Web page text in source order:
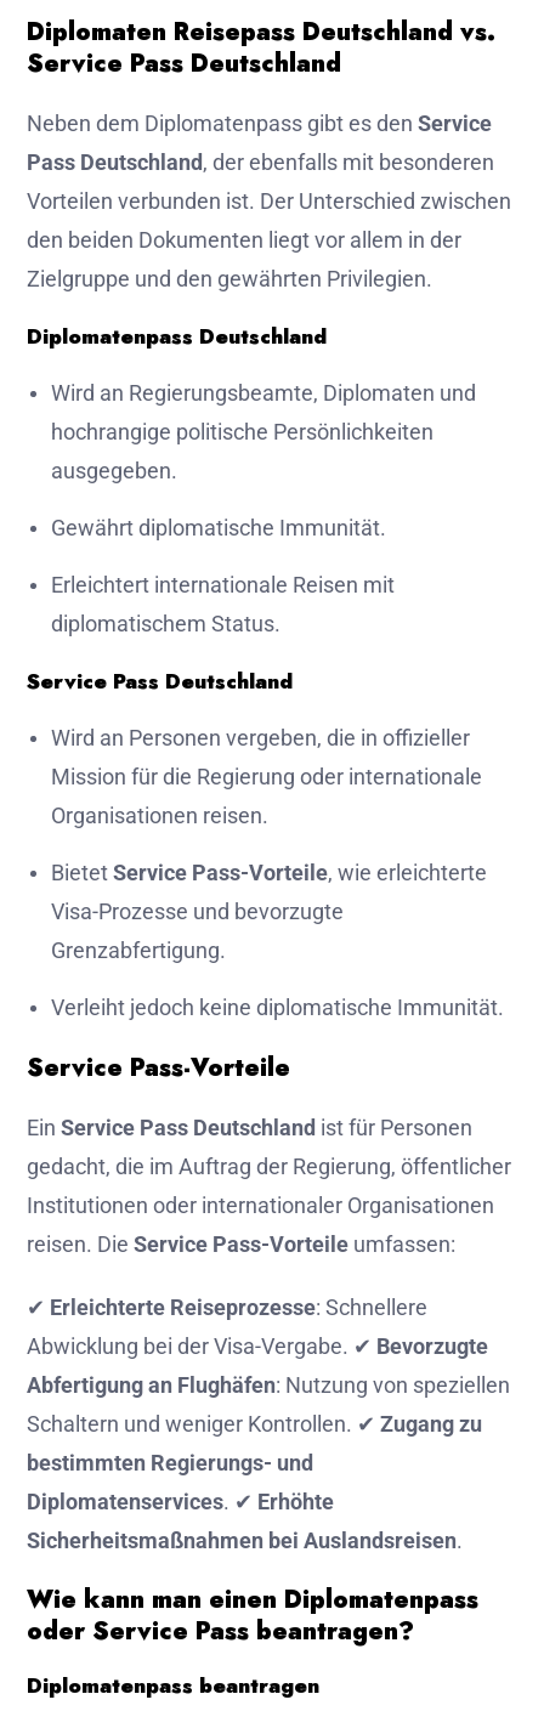
Diplomaten Reisepass Deutschland vs.
Service Pass Deutschland
Neben dem Diplomatenpass gibt es den Service
Pass Deutschland, der ebenfalls mit besonderen
Vorteilen verbunden ist. Der Unterschied zwischen
den beiden Dokumenten liegt vor allem in der
Zielgruppe und den gewährten Privilegien.
Diplomatenpass Deutschland
Wird an Regierungsbeamte, Diplomaten und
hochrangige politische Persönlichkeiten
ausgegeben.
Gewährt diplomatische Immunität.
Erleichtert internationale Reisen mit
diplomatischem Status.
Service Pass Deutschland
Wird an Personen vergeben, die in offizieller
Mission für die Regierung oder internationale
Organisationen reisen.
BietetService Pass-Vorteile, wie erleichterte
Visa-Prozesse und bevorzugte
Grenzabfertigung.
Verleiht jedoch keine diplomatische Immunität.
Service Pass-Vorteile
Ein Service Pass Deutschland ist für Personen
gedacht, die im Auftrag der Regierung, öffentlicher
Institutionen oder internationaler Organisationen
reisen. Die Service Pass-Vorteile umfassen:
✔ Erleichterte Reiseprozesse: Schnellere
Abwicklung bei der Visa-Vergabe. ✔ Bevorzugte
Abfertigung an Flughäfen: Nutzung von speziellen
Schaltern und weniger Kontrollen. ✔ Zugang zu
bestimmten Regierungs- und
Diplomatenservices. ✔ Erhöhte
Sicherheitsmaßnahmen bei Auslandsreisen.
Wie kann man einen Diplomatenpass
oder Service Pass beantragen?
Diplomatenpass beantragen